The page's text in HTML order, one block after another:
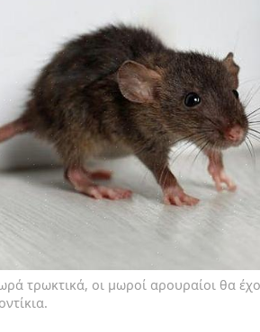
τρωκτικά, οι μωροί αρουραίοι θα